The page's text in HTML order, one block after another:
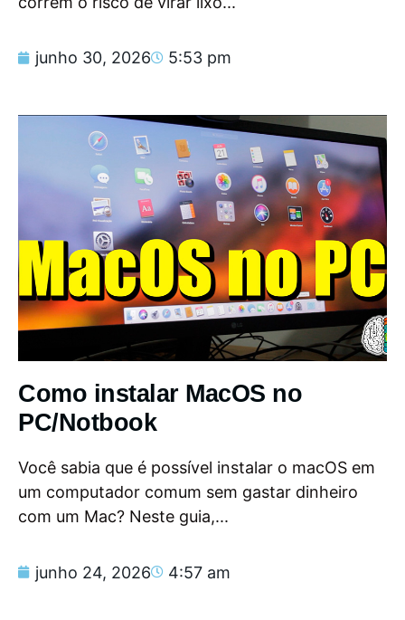
junho 30, 2026 5:53 pm
Como instalar MacOS no
PC/Notbook
Você sabia que é possível instalar o macOS em
um computador comum sem gastar dinheiro
com um Mac? Neste guia,...
junho 24, 2026 4:57 am